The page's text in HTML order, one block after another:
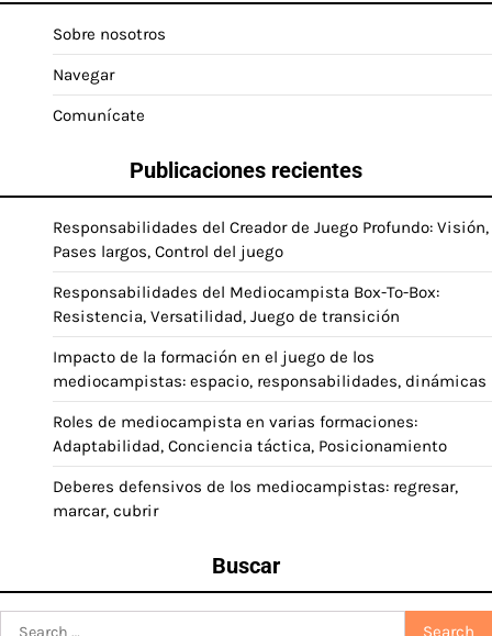
Sobre nosotros
Navegar
Comunícate
Publicaciones recientes
Responsabilidades del Creador de Juego Profundo: Visión,
Pases largos, Control del juego
Responsabilidades del Mediocampista Box-To-Box:
Resistencia, Versatilidad, Juego de transición
Impacto de la formación en el juego de los
mediocampistas: espacio, responsabilidades, dinámicas
Roles de mediocampista en varias formaciones:
Adaptabilidad, Conciencia táctica, Posicionamiento
Deberes defensivos de los mediocampistas: regresar,
marcar, cubrir
Buscar
Search